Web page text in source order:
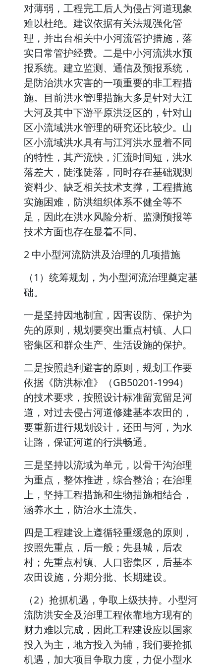
对薄弱，工程完工后人为侵占河道现象
难以杜绝。建议依据有关法规强化管
理，并出台相关中小河流管护措施，落
实日常管护经费。二是中小河流洪水预
报系统。建立监测、通信及预报系统，
是防治洪水灾害的一项重要的非工程措
施。目前洪水管理措施大多是针对大江
大河及其中下游平原洪泛区的，针对山
区小流域洪水管理的研究还比较少。山
区小流域洪水具有与江河洪水显着不同
的特性，其产流快，汇流时间短，洪水
落差大，陡涨陡落，同时存在基础观测
资料少、缺乏相关技术支撑，工程措施
实施困难，防洪组织体系不健全等不
足，因此在洪水风险分析、监测预报等
技术方面也存在显着不同。
2 中小型河流防洪及治理的几项措施
（1）统筹规划，为小型河流治理奠定基
础。
一是坚持因地制宜，因害设防、保护为
先的原则，规划要突出重点村镇、人口
密集区和群众生产、生活设施的保护。
二是按照趋利避害的原则，规划工作要
依据《防洪标准》（GB50201-1994）
的技术要求，按照设计标准留宽留足河
道，对过去侵占河道修建基本农田的，
要重新进行规划设计，还田与河，为水
让路，保证河道的行洪畅通。
三是坚持以流域为单元，以骨干沟治理
为重点，整体推进，综合整治；在治理
上，坚持工程措施和生物措施相结合，
涵养水土，防治水土流失。
四是工程建设上遵循轻重缓急的原则，
按照先重点，后一般；先县城，后农
村；先重点村镇、人口密集区，后基本
农田设施，分期分批、长期建设。
（2）抢抓机遇，争取上级扶持。小型河
流防洪安全及治理工程依靠地方现有的
财力难以完成，因此工程建设应以国家
投入为主，地方投入为辅，我们要抢抓
机遇，加大项目争取力度，力促小型水